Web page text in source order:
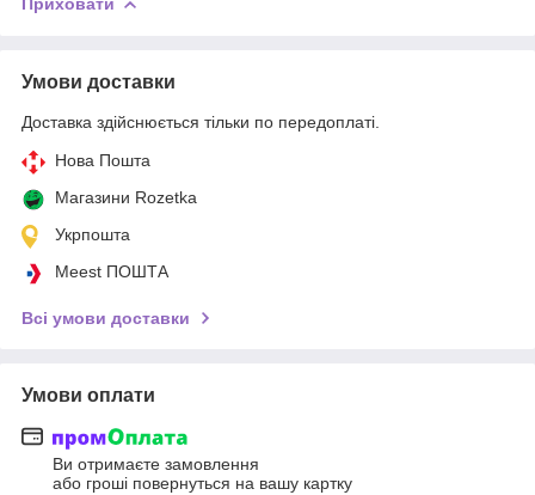
Умови доставки
Доставка здійснюється тільки по передоплаті.
Нова Пошта
Магазини Rozetka
Укрпошта
Meest ПОШТА
Всі умови доставки
Умови оплати
Ви отримаєте замовлення
або гроші повернуться на вашу картку